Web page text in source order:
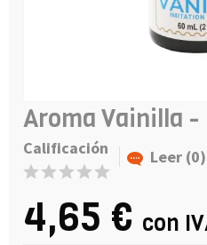
Aroma Vainilla -
Calificación Leer (0)
4,65 € con